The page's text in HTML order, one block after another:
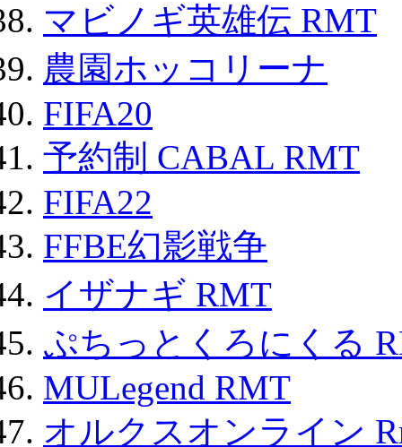
マビノギ英雄伝 RMT
農園ホッコリーナ
FIFA20
予約制 CABAL RMT
FIFA22
FFBE幻影戦争
イザナギ RMT
ぷちっとくろにくる
MULegend RMT
オルクスオンライン